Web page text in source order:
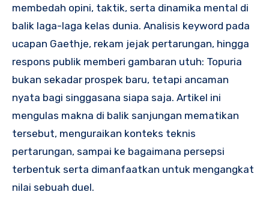
membedah opini, taktik, serta dinamika mental di
balik laga-laga kelas dunia. Analisis keyword pada
ucapan Gaethje, rekam jejak pertarungan, hingga
respons publik memberi gambaran utuh: Topuria
bukan sekadar prospek baru, tetapi ancaman
nyata bagi singgasana siapa saja. Artikel ini
mengulas makna di balik sanjungan mematikan
tersebut, menguraikan konteks teknis
pertarungan, sampai ke bagaimana persepsi
terbentuk serta dimanfaatkan untuk mengangkat
nilai sebuah duel.